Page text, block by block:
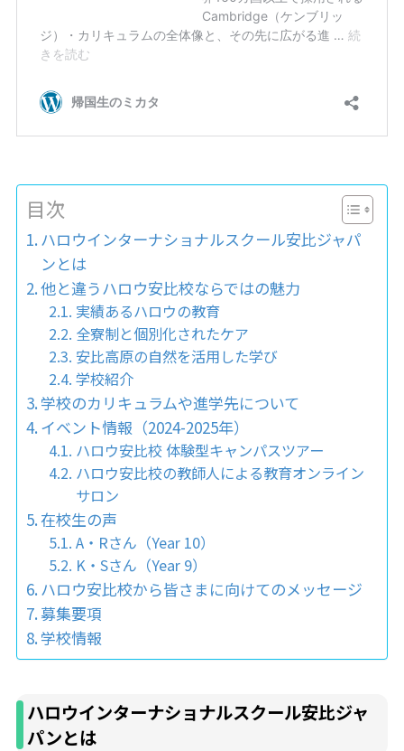
目次
ハロウインターナショナルスクール安比ジャパ
ンとは
他と違うハロウ安比校ならではの魅力
実績あるハロウの教育
全寮制と個別化されたケア
安比高原の自然を活用した学び
学校紹介
学校のカリキュラムや進学先について
イベント情報（2024-2025年）
ハロウ安比校 体験型キャンパスツアー
ハロウ安比校の教師人による教育オンライン
サロン
在校生の声
A・Rさん（Year 10）
K・Sさん（Year 9）
ハロウ安比校から皆さまに向けてのメッセージ
募集要項
学校情報
ハロウインターナショナルスクール安比ジャ
パンとは